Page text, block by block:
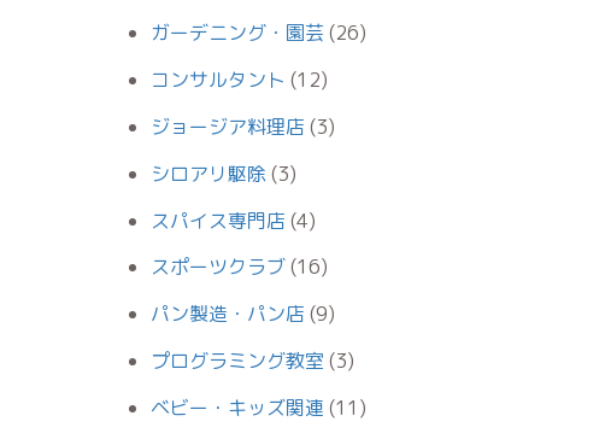
ガーデニング・園芸 (26)
コンサルタント (12)
ジョージア料理店 (3)
シロアリ駆除(3)
スパイス専門店 (4)
スポーツクラブ(16)
パン製造・パン店 (9)
プログラミング教室 (3)
ベビー・キッズ関連 (11)